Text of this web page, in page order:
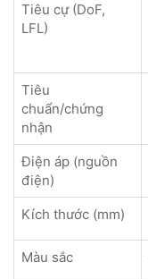
Tiêu cự (DoF,
LFL)
Tiêu
chuẩn/chứng
nhận
Điện áp (nguồn
điện)
Kích thước (mm)
Màu sắc